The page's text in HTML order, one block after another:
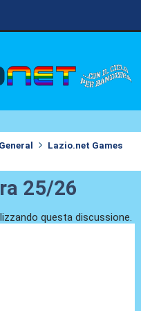
Lazio.net Games
25/26
questa discussione.